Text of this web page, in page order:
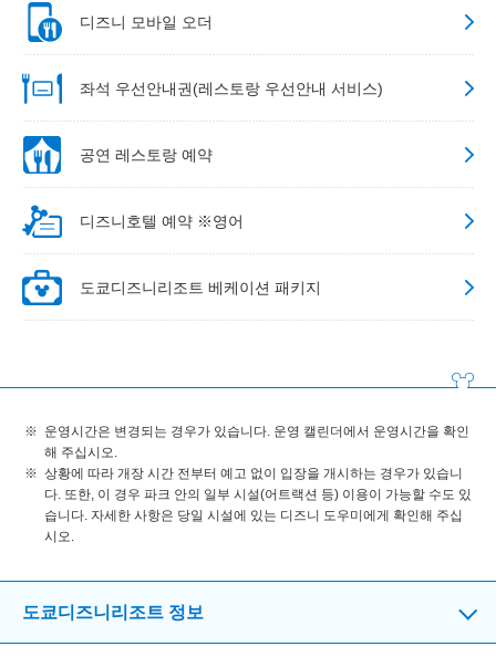
디즈니 모바일 오더
좌석 우선안내권(레스토랑 우선안내 서비스)
공연 레스토랑 예약
디즈니호텔 예약 ※영어
도쿄디즈니리조트 베케이션 패키지
운영시간은 변경되는 경우가 있습니다. 운영 캘린더에서 운영시간을 확인
해 주십시오.
상황에 따라 개장 시간 전부터 예고 없이 입장을 개시하는 경우가 있습니
다. 또한, 이 경우 파크 안의 일부 시설(어트랙션 등) 이용이 가능할 수도 있
습니다. 자세한 사항은 당일 시설에 있는 디즈니 도우미에게 확인해 주십
시오.
도쿄디즈니리조트 정보